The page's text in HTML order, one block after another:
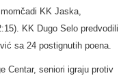
KK Jaska,
KK Dugo Selo predvodili
sa 24 postignutih poena.
Centar, seniori igraju protiv